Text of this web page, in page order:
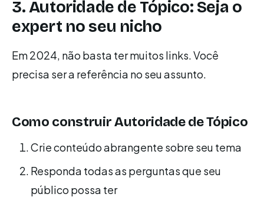
3. Autoridade de Tópico: Seja o
expert no seu nicho
Em 2024, não basta ter muitos links. Você
precisa ser a referência no seu assunto.
Como construir Autoridade de Tópico
Crie conteúdo abrangente sobre seu tema
Responda todas as perguntas que seu
público possa ter